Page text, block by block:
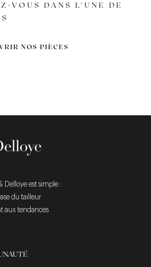
VOUS DANS L'UNE DE
NOS PIÈCES
Delloye est simple :
du tailleur
aux tendances